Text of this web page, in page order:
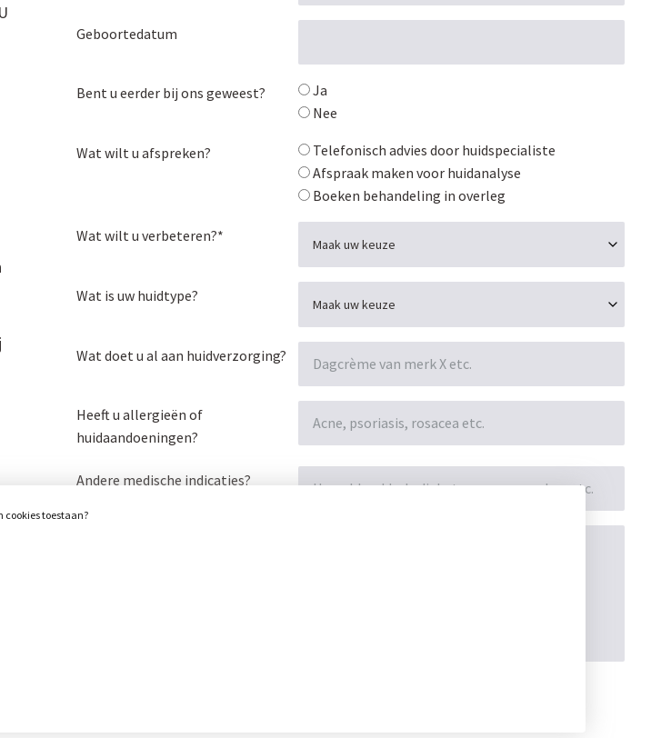
Geboortedatum
Bent u eerder bij ons geweest?
Ja
Nee
Wat wilt u afspreken?
Telefonisch advies door huidspecialiste
Afspraak maken voor huidanalyse
Boeken behandeling in overleg
Wat wilt u verbeteren?*
Wat is uw huidtype?
Wat doet u al aan huidverzorging?
Heeft u allergieën of
huidaandoeningen?
Andere medische indicaties?
cookies toestaan?